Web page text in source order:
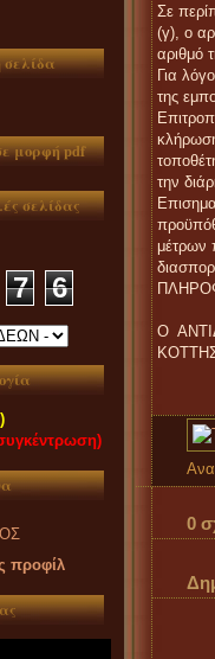
μορφή pdf
σελίδας
7
6
προφίλ
Σε
(γ), ο
αριθμό
Για
της
την
μέτρων
Ο
0